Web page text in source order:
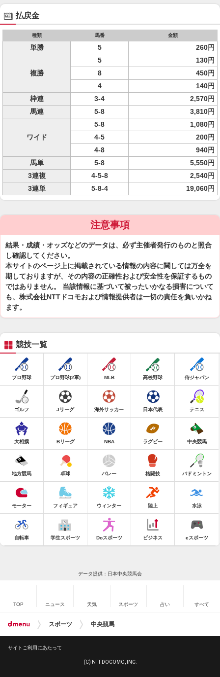
払戻金
種類 馬番 金額
単勝 5 260円
複勝
5
130円
8
450円
4
140円
枠連
3-4
2,570円
馬連
5-8 3,810円
ワイド
5-8
1,080円
4-5
200円
4-8
940円
馬単
5-8
5,550円
3連複
4-5-8
2,540円
3連単
5-8-4 19,060円
注意事項
結果・成績・オッズなどのデータは、必ず主催者発行のものと照合
し確認してください。
本サイトのページ上に掲載されている情報の内容に関しては万全を
期しておりますが、その内容の正確性および安全性を保証するもの
ではありません。 当該情報に基づいて被ったいかなる損害について
も、株式会社NTTドコモおよび情報提供者は一切の責任を負いかね
ます。
競技一覧
プロ野球 プロ野球(2軍) MLB 高校野球 侍ジャパン
ゴルフ Jリーグ 海外サッカー 日本代表 テニス
大相撲 Bリーグ NBA ラグビー 中央競馬
地方競馬 卓球 バレー 格闘技 バドミントン
モーター フィギュア ウィンター 陸上 水泳
自転車 学生スポーツ Doスポーツ ビジネス eスポーツ
データ提供：日本中央競馬会
TOP ニュース 天気 スポーツ 占い すべて
スポーツ 中央競馬
サイトご利用にあたって
(C) NTT DOCOMO, INC.